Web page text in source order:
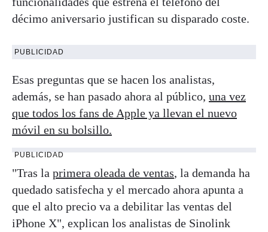
décimo aniversario justifican su disparado coste.
PUBLICIDAD
Esas preguntas que se hacen los analistas,
además, se han pasado ahora al público, una vez
que todos los fans de Apple ya llevan el nuevo
móvil en su bolsillo.
PUBLICIDAD
"Tras la primera oleada de ventas, la demanda ha
quedado satisfecha y el mercado ahora apunta a
que el alto precio va a debilitar las ventas del
iPhone X", explican los analistas de Sinolink